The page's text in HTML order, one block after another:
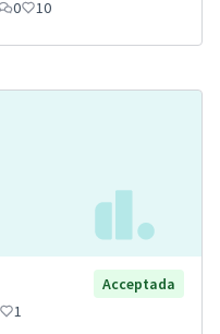
0 10
Acceptada
1